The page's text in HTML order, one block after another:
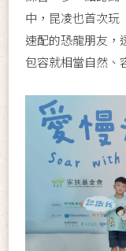
中，昆凌也首次玩
速配的恐龍朋友，
包容就相當自然、